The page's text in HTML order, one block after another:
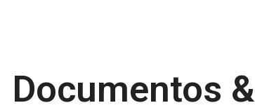
Documentos &